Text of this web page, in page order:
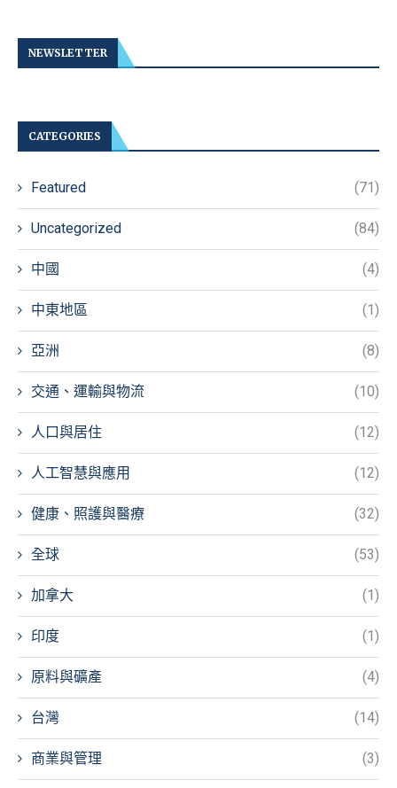
NEWSLETTER
CATEGORIES
Featured (71)
Uncategorized (84)
中國 (4)
中東地區 (1)
亞洲 (8)
交通、運輸與物流 (10)
人口與居住 (12)
人工智慧與應用 (12)
健康、照護與醫療 (32)
全球 (53)
加拿大 (1)
印度 (1)
原料與礦產 (4)
台灣 (14)
商業與管理 (3)